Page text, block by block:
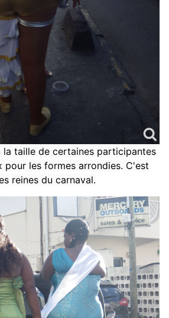
la taille de certaines participantes
pour les formes arrondies. C'est
reines du carnaval.